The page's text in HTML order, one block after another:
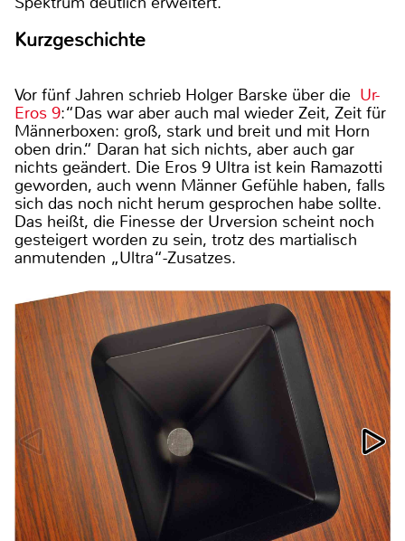
Kurzgeschichte
Vor fünf Jahren schrieb Holger Barske über die Ur-
Eros 9:“Das war aber auch mal wieder Zeit, Zeit für
Männerboxen: groß, stark und breit und mit Horn
oben drin.“ Daran hat sich nichts, aber auch gar
nichts geändert. Die Eros 9 Ultra ist kein Ramazotti
geworden, auch wenn Männer Gefühle haben, falls
sich das noch nicht herum gesprochen habe sollte.
Das heißt, die Finesse der Urversion scheint noch
gesteigert worden zu sein, trotz des martialisch
anmutenden „Ultra“-Zusatzes.